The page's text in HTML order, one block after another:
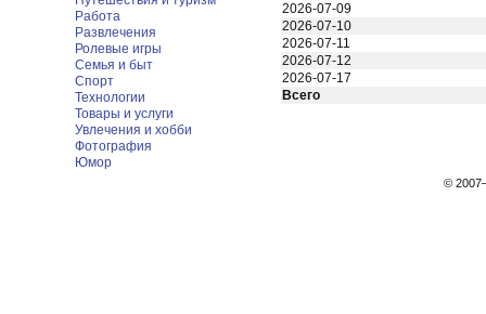
Работа
Развлечения
Ролевые игры
Семья и быт
Спорт
Технологии
Товары и услуги
Увлечения и хобби
Фотография
Юмор
2026-07-09
2026-07-10
2026-07-11
2026-07-12
2026-07-17
Всего
©